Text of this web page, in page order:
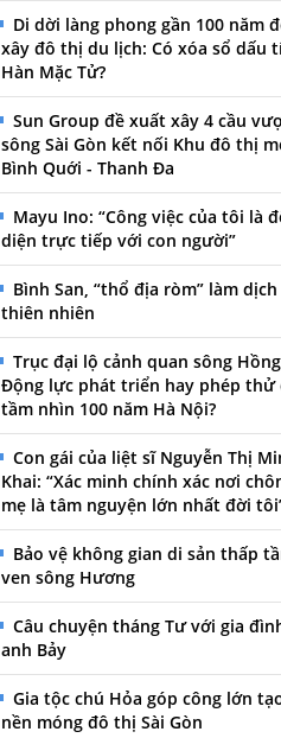
Di dời làng phong gần 100 năm
xây đô thị du lịch: Có xóa sổ dấu
Hàn Mặc Tử?
Sun Group đề xuất xây 4 cầu
sông Sài Gòn kết nối Khu đô thị
Bình Quới - Thanh Đa
Mayu Ino: “Công việc của tôi là
diện trực tiếp với con người”
Bình San, “thổ địa ròm” làm
thiên nhiên
Trục đại lộ cảnh quan sông
Động lực phát triển hay phép thử
tầm nhìn 100 năm Hà Nội?
Con gái của liệt sĩ Nguyễn Thị
Khai: “Xác minh chính xác nơi
mẹ là tâm nguyện lớn nhất đời
Bảo vệ không gian di sản thấp
ven sông Hương
Câu chuyện tháng Tư với gia
anh Bảy
Gia tộc chú Hỏa góp công lớn
nền móng đô thị Sài Gòn